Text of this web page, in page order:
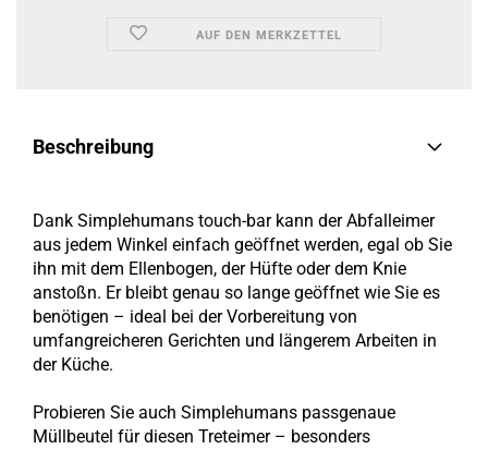
AUF DEN MERKZETTEL
Beschreibung
Dank Simplehumans touch-bar kann der Abfalleimer
aus jedem Winkel einfach geöffnet werden, egal ob Sie
ihn mit dem Ellenbogen, der Hüfte oder dem Knie
anstoßn. Er bleibt genau so lange geöffnet wie Sie es
benötigen – ideal bei der Vorbereitung von
umfangreicheren Gerichten und längerem Arbeiten in
der Küche.
Probieren Sie auch Simplehumans passgenaue
Müllbeutel für diesen Treteimer – besonders